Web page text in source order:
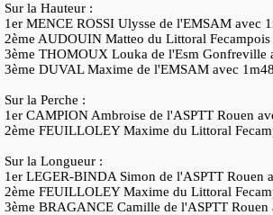
Sur la Hauteur :
1er MENCE ROSSI Ulysse de l'EMSAM avec
2ème AUDOUIN Matteo du Littoral
3ème THOMOUX Louka de l'Esm Gonfreville
3ème DUVAL Maxime de l'EMSAM avec
Sur la Perche :
1er CAMPION Ambroise de l'ASPTT Rouen
2ème FEUILLOLEY Maxime du Littoral
Sur la Longueur :
1er LEGER-BINDA Simon de l'ASPTT Rouen
2ème FEUILLOLEY Maxime du Littoral
3ème BRAGANCE Camille de l'ASPTT